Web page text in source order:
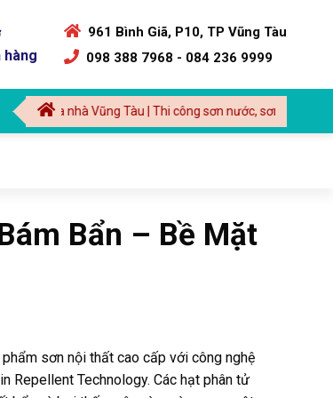
hàng
961 Bình Giã, P10, TP Vũng Tàu
098 388 7968 - 084 236 9999
nhà Vũng Tàu | Thi công sơn nước, sơn chống thấm
Bẩn – Bề Mặt
sơn nội thất cao cấp với công nghệ
Repellent Technology. Các hạt phân tử